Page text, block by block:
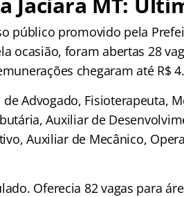
público promovido pela
ocasião, foram abertas 28
chegaram até R$
Advogado, Fisioterapeuta,
Auxiliar de
Auxiliar de Mecânico,
Oferecia 82 vagas para